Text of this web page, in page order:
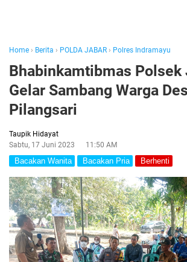
Home › Berita › POLDA JABAR › Polres Indramayu
Bhabinkamtibmas Polsek
Gelar Sambang Warga
Pilangsari
Taupik Hidayat
Sabtu, 17 Juni 2023
11:50 AM
Bacakan Wanita Bacakan Pria Berhenti